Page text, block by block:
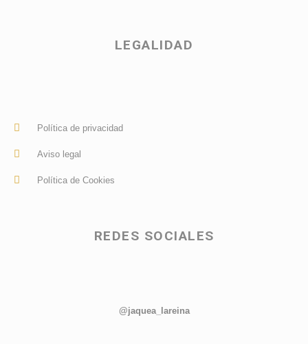
LEGALIDAD
Política de privacidad
Aviso legal
Política de Cookies
REDES SOCIALES
@jaquea_lareina